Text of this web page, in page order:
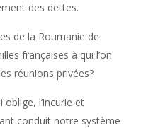
des dettes.
de la Roumanie de
françaises à qui l’on
réunions privées?
l’incurie et
conduit notre système